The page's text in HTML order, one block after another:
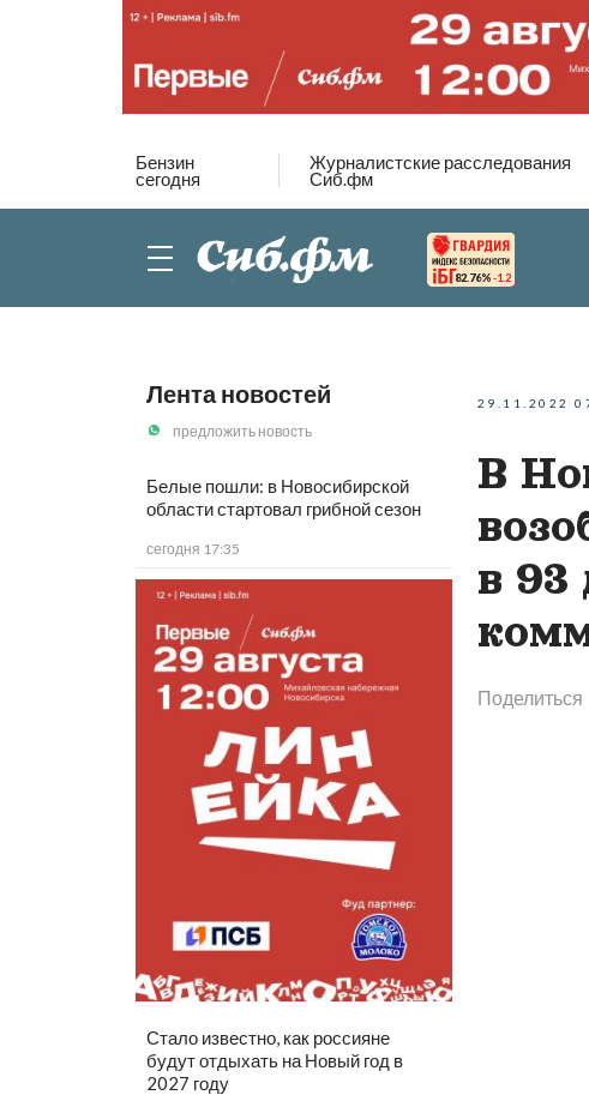
Бензин
сегодня
Журналистские расследования
Сиб.фм
82.76% -1.2
Лента новостей
предложить новость
Белые пошли: в Новосибирской
области стартовал грибной сезон
сегодня 17:35
Стало известно, как россияне
будут отдыхать на Новый год в
2027 году
29.11.2022
В
в 93
Поделиться